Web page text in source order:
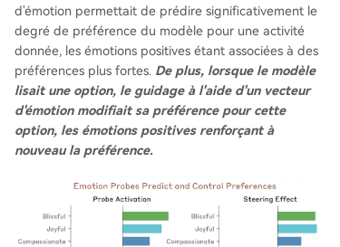
d'émotion permettait de prédire significativement le
degré de préférence du modèle pour une activité
donnée, les émotions positives étant associées à des
préférences plus fortes. De plus, lorsque le modèle
lisait une option, le guidage à l'aide d'un vecteur
d'émotion modifiait sa préférence pour cette
option, les émotions positives renforçant à
nouveau la préférence.